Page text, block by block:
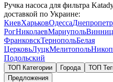
Ручка насоса для фильтра
доставкой по Украине:
КиевХарьковОдесса
РогНиколаевМариуполь
ФранковскТернопольБелая
ЦерковьЛуцкМелитополь
Подольский
ТОП Категории Города ТОП
Предложения